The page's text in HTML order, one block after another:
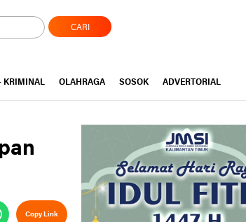
CARI
KRIMINAL OLAHRAGA SOSOK ADVERTORIAL
Copy Link